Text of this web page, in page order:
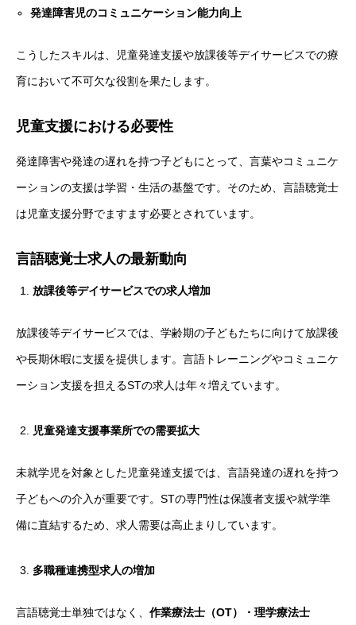
発達障害児のコミュニケーション能力向上
こうしたスキルは、児童発達支援や放課後等デイサービスでの療
育において不可欠な役割を果たします。
児童支援における必要性
発達障害や発達の遅れを持つ子どもにとって、言葉やコミュニケ
ーションの支援は学習・生活の基盤です。そのため、言語聴覚士
は児童支援分野でますます必要とされています。
言語聴覚士求人の最新動向
放課後等デイサービスでの求人増加
放課後等デイサービスでは、学齢期の子どもたちに向けて放課後
や長期休暇に支援を提供します。言語トレーニングやコミュニケ
ーション支援を担えるSTの求人は年々増えています。
児童発達支援事業所での需要拡大
未就学児を対象とした児童発達支援では、言語発達の遅れを持つ
子どもへの介入が重要です。STの専門性は保護者支援や就学準
備に直結するため、求人需要は高止まりしています。
多職種連携型求人の増加
言語聴覚士単独ではなく、 作業療法士（OT）・理学療法士